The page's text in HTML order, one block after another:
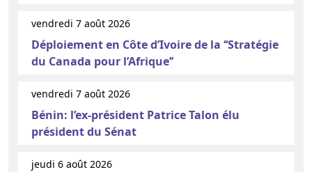
vendredi 7 août 2026
Déploiement en Côte d’Ivoire de la ‘‘Stratégie
du Canada pour l’Afrique’’
vendredi 7 août 2026
Bénin: l’ex-président Patrice Talon élu
président du Sénat
jeudi 6 août 2026